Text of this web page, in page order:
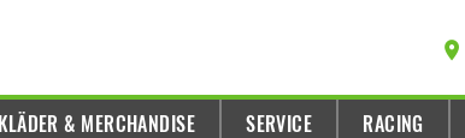
KLÄDER & MERCHANDISE SERVICE RACING